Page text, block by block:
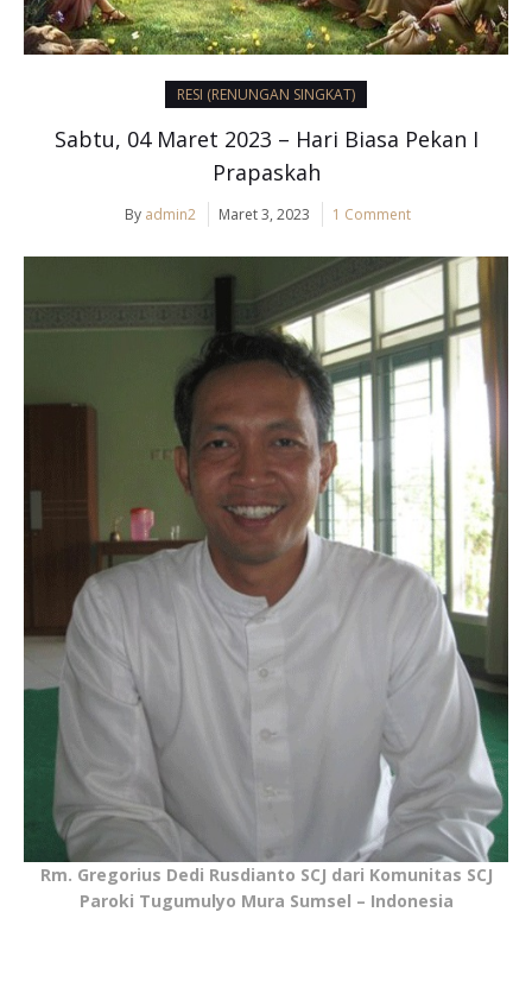
RESI (RENUNGAN SINGKAT)
Sabtu, 04 Maret 2023 – Hari Biasa Pekan I
Prapaskah
By admin2 Maret 3, 2023 1 Comment
Rm. Gregorius Dedi Rusdianto SCJ dari Komunitas SCJ
Paroki Tugumulyo Mura Sumsel – Indonesia